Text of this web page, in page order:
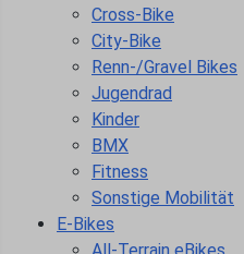
Cross-Bike
City-Bike
Renn-/Gravel Bikes
Jugendrad
Kinder
BMX
Fitness
Sonstige Mobilität
E-Bikes